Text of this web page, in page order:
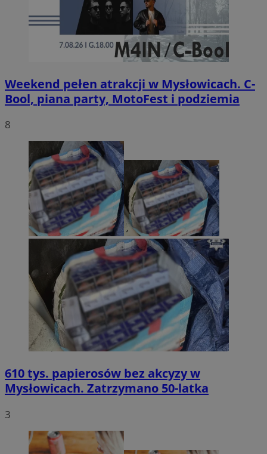
Weekend pełen atrakcji w Mysłowicach. C-
Bool, piana party, MotoFest i podziemia
8
610 tys. papierosów bez akcyzy w
Mysłowicach. Zatrzymano 50-latka
3